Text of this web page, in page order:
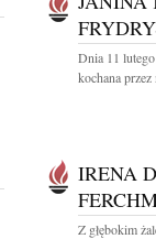
Dnia 11
kochana przez
IRENA
Z głębokim